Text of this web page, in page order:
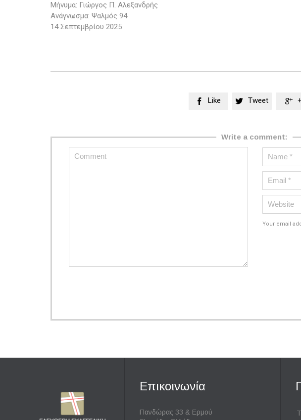
Μήνυμα: Γιώργος Π. Αλεξανδρής
Ανάγνωσμα: Ψαλμός 94
14 Σεπτεμβρίου 2025
 Like  Tweet 
Write a comment:
Your email
Επικοινωνία
Πανδώρας 33 & Ερμού